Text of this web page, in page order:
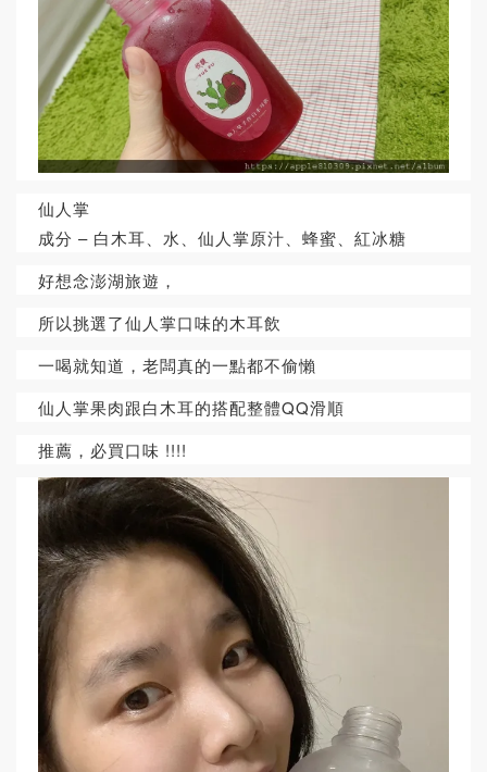
仙人掌
成分 – 白木耳、水、仙人掌原汁、蜂蜜、紅冰糖
好想念澎湖旅遊，
所以挑選了仙人掌口味的木耳飲
一喝就知道，老闆真的一點都不偷懶
仙人掌果肉跟白木耳的搭配整體QQ滑順
推薦，必買口味 !!!!